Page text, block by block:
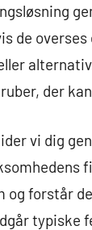
de
der
vi dig
forstår